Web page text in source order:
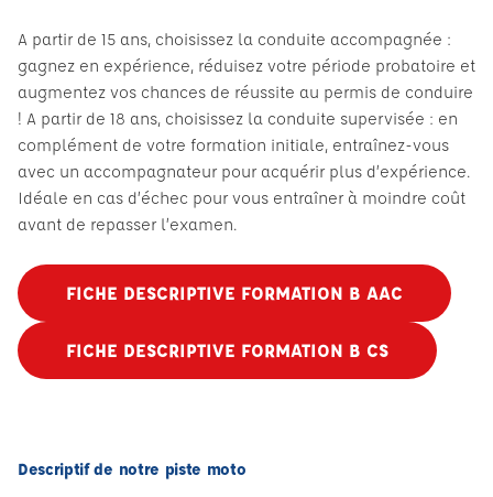
A partir de 15 ans, choisissez la conduite accompagnée :
gagnez en expérience, réduisez votre période probatoire et
augmentez vos chances de réussite au permis de conduire
! A partir de 18 ans, choisissez la conduite supervisée : en
complément de votre formation initiale, entraînez-vous
avec un accompagnateur pour acquérir plus d’expérience.
Idéale en cas d’échec pour vous entraîner à moindre coût
avant de repasser l’examen.
FICHE DESCRIPTIVE FORMATION B AAC
FICHE DESCRIPTIVE FORMATION B CS
Descriptif de notre piste moto